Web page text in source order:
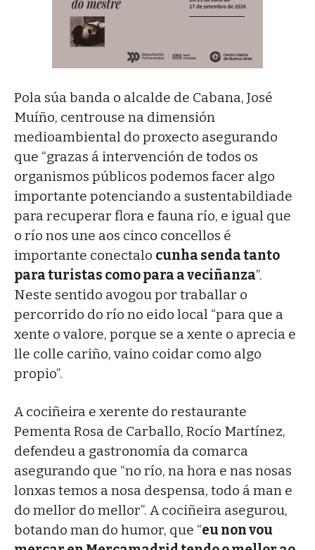
Pola súa banda o alcalde de Cabana, José
Muíño, centrouse na dimensión
medioambiental do proxecto asegurando
que “grazas á intervención de todos os
organismos públicos podemos facer algo
importante potenciando a sustentabildiade
para recuperar flora e fauna río, e igual que
o río nos une aos cinco concellos é
importante conectalo cunha senda tanto
para turistas como para a veciñanza”.
Neste sentido avogou por traballar o
percorrido do río no eido local “para que a
xente o valore, porque se a xente o aprecia e
lle colle cariño, vaino coidar como algo
propio”.
A cociñeira e xerente do restaurante
Pementa Rosa de Carballo, Rocío Martínez,
defendeu a gastronomía da comarca
asegurando que “no río, na hora e nas nosas
lonxas temos a nosa despensa, todo á man e
do mellor do mellor”. A cociñeira asegurou,
botando man do humor, que “eu non vou